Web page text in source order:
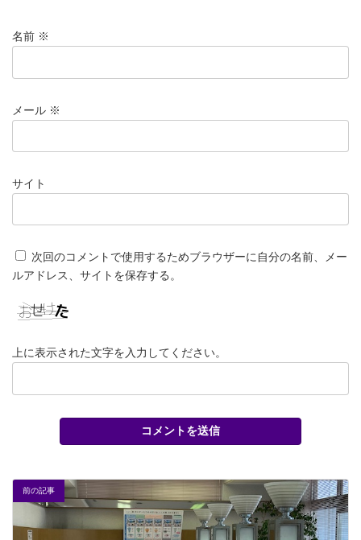
名前 ※
メール ※
サイト
次回のコメントで使用するためブラウザーに自分の名前、メー
ルアドレス、サイトを保存する。
上に表示された文字を入力してください。
前の記事